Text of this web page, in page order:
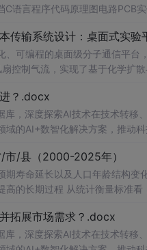
语言程序代码原理图电路PCB
传输系统设计：桌面式实验
、可编程的桌面级分子通信平
控制气流，实现了基于化学扩
①用于教学演示和科研实验中展示分
管道、地下、水下或体内等电磁不可
。
？.docx
，深度探索AI技术在技术转移
的AI+数智化解决方案，推动科
市/县（2000-2025年）
期寿命延长以及人口年龄结构
人口占比或65岁及以上人口占比衡量
整理了世界、中国、省份、地级
拓展市场需求？.docx
，深度探索AI技术在技术转移